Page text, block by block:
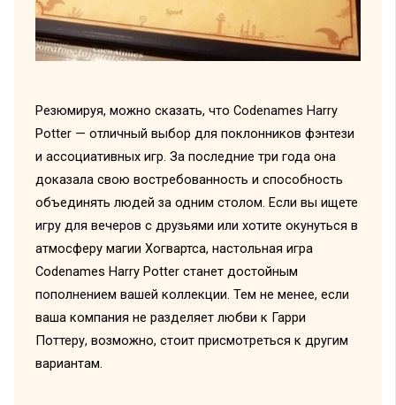
Резюмируя, можно сказать, что Codenames Harry
Potter — отличный выбор для поклонников фэнтези
и ассоциативных игр. За последние три года она
доказала свою востребованность и способность
объединять людей за одним столом. Если вы ищете
игру для вечеров с друзьями или хотите окунуться в
атмосферу магии Хогвартса, настольная игра
Codenames Harry Potter станет достойным
пополнением вашей коллекции. Тем не менее, если
ваша компания не разделяет любви к Гарри
Поттеру, возможно, стоит присмотреться к другим
вариантам.